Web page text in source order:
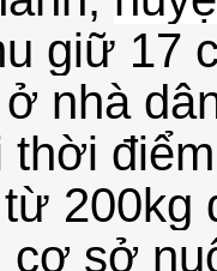
giữ 17
nhà
thời
200kg
cơ sở